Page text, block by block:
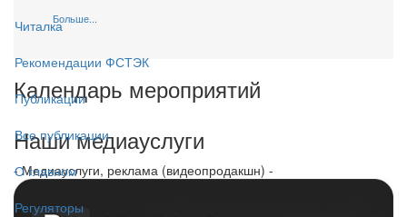
Читалка
Рекомендации ФСТЭК
Публикации
Все публикации
О главном
Регуляторы
Больше...
Календарь мероприятий
Наши медиауслуги
- Медиауслуги, реклама (видеопродакшн) -